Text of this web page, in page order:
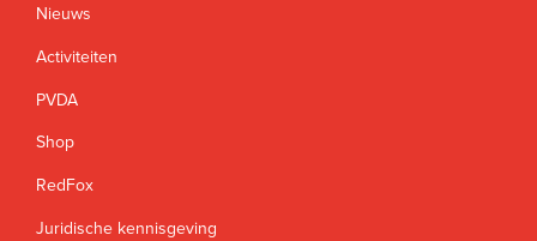
Nieuws
Activiteiten
PVDA
Shop
RedFox
Juridische kennisgeving